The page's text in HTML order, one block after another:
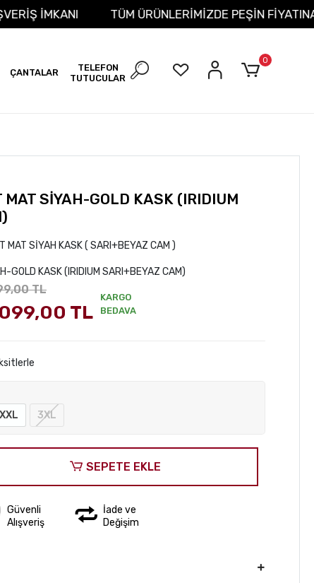
İMKANI TÜM ÜRÜNLERİMİZDE PEŞİN
ÇANTALAR
TELEFON
TUTUCULAR
0
MAT SİYAH-GOLD KASK (IRIDIUM
MAT SİYAH KASK ( SARI+BEYAZ CAM )
GOLD KASK (IRIDIUM SARI+BEYAZ CAM)
TL
TL
KARGO
BEDAVA
XXL 3XL
SEPETE EKLE
Güvenli
Alışveriş
İade ve
Değişim